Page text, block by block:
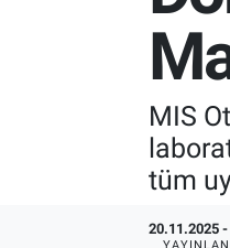
MIS
tüm
20.11.2025
Otomasyon
Depolama
İnşaat ve Malzeme
HaberOrtak